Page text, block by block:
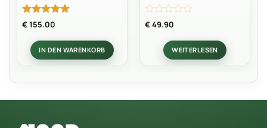
Bewertet
€155.00
IN DEN WARENKORB
Bewertet
€49.90
WEITERLESEN